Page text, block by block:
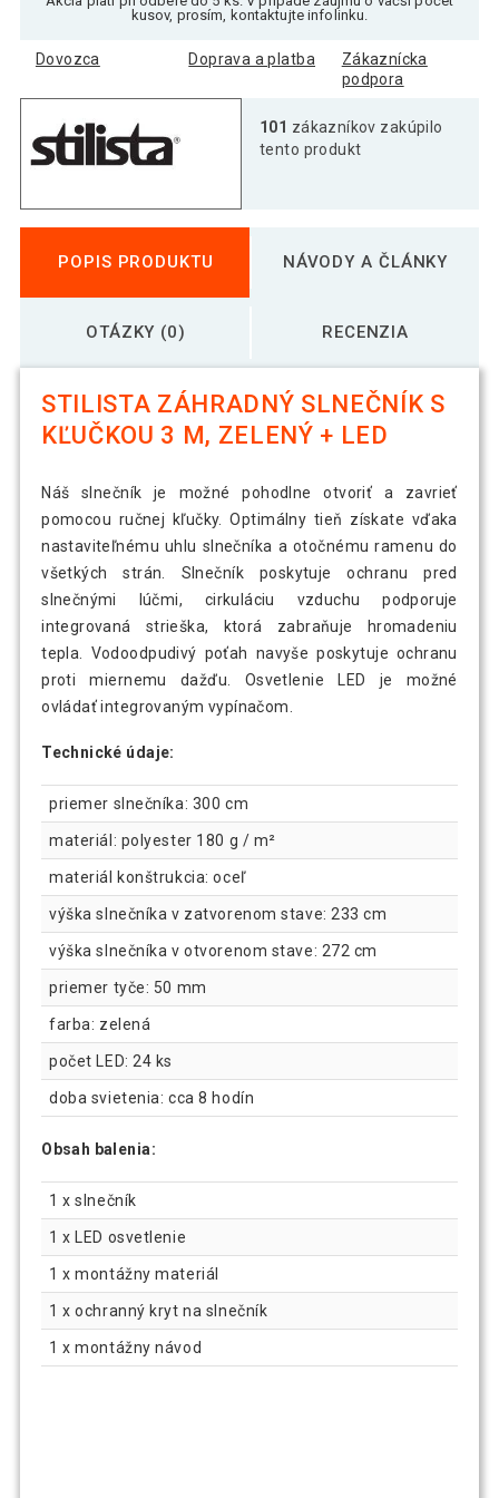
kusov, prosím, kontaktujte infolinku.
Dovozca Doprava a platba
Zákaznícka
podpora
101 zákazníkov zakúpilo
tento produkt
POPIS PRODUKTU NÁVODY A ČLÁNKY
OTÁZKY (0) RECENZIA
STILISTA ZÁHRADNÝ SLNEČNÍK S
KĽUČKOU 3 M, ZELENÝ + LED
Náš slnečník je možné pohodlne otvoriť a zavrieť
pomocou ručnej kľučky. Optimálny tieň získate vďaka
nastaviteľnému uhlu slnečníka a otočnému ramenu do
všetkých strán. Slnečník poskytuje ochranu pred
slnečnými lúčmi, cirkuláciu vzduchu podporuje
integrovaná strieška, ktorá zabraňuje hromadeniu
tepla. Vodoodpudivý poťah navyše poskytuje ochranu
proti miernemu dažďu. Osvetlenie LED je možné
ovládať integrovaným vypínačom.
Technické údaje:
priemer slnečníka: 300 cm
materiál: polyester 180 g / m²
materiál konštrukcia: oceľ
výška slnečníka v zatvorenom stave: 233 cm
výška slnečníka v otvorenom stave: 272 cm
priemer tyče: 50 mm
farba: zelená
počet LED: 24 ks
doba svietenia: cca 8 hodín
Obsah balenia:
1 x slnečník
1 x LED osvetlenie
1 x montážny materiál
1 x ochranný kryt na slnečník
1 x montážny návod